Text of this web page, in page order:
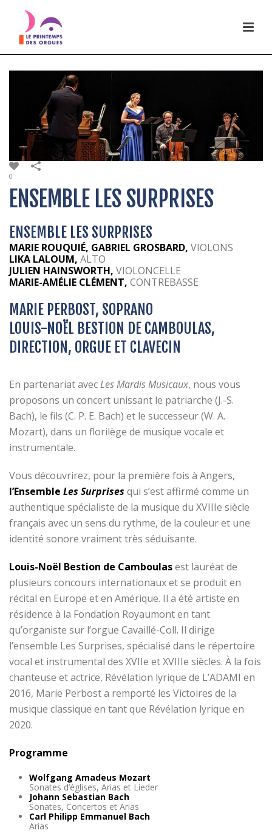
0
ENSEMBLE LES SURPRISES
ENSEMBLE LES SURPRISES
MARIE ROUQUIÉ, GABRIEL GROSBARD, VIOLONS
LIKA LALOUM, ALTO
JULIEN HAINSWORTH, VIOLONCELLE
MARIE-AMÉLIE CLÉMENT, CONTREBASSE
MARIE PERBOST, SOPRANO
LOUIS-NOËL BESTION DE CAMBOULAS,
DIRECTION, ORGUE ET CLAVECIN
En partenariat avecLes Mardis Musicaux, nous vous
proposons un concert unissant le patriarche (J.-S.
Bach), le fils (C. P. E. Bach) et le successeur (W. A.
Mozart), dans un florilège de musique vocale et
instrumentale.
Vous découvrirez, pour la première fois à Angers,
l’Ensemble Les Surprises qui s’est affirmé comme un
authentique spécialiste de la musique du XVIIIe siècle
français avec un sens du rythme, de la couleur et une
identité sonore vraiment très séduisante.
Louis-Noël Bestion de Camboulasest lauréat de
plusieurs concours internationaux et se produit en
récital en Europe et en Amérique. Il a été artiste en
résidence à la Fondation Royaumont en tant
qu’organiste sur l’orgue Cavaillé-Coll. Il dirige
l’ensemble Les Surprises, spécialisé dans le répertoire
vocal et instrumental des XVIIe et XVIIIe siècles. À la fois
chanteuse et actrice, Révélation lyrique de L’ADAMI en
2016, Marie Perbost a remporté les Victoires de la
musique classique en tant que Révélation lyrique en
2020.
Programme
Wolfgang Amadeus Mozart
Sonates d’églises, Arias et Lieder
Johann Sebastian Bach
Sonates, Concertos et Arias
Carl Philipp Emmanuel Bach
Arias